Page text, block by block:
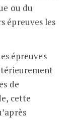
ou du
épreuves les
épreuves
de
cette